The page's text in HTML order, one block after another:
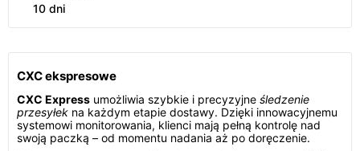
10 dni
CXC ekspresowe
CXC Express umożliwia szybkie i precyzyjne śledzenie
przesyłek na każdym etapie dostawy. Dzięki innowacyjnemu
systemowi monitorowania, klienci mają pełną kontrolę nad
swoją paczką – od momentu nadania aż po doręczenie.